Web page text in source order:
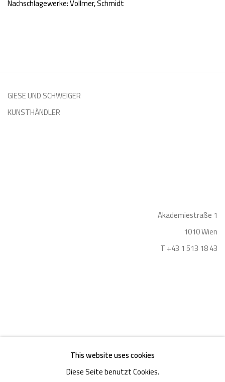
Nachschlagewerke: Vollmer, Schmidt
GIESE UND SCHWEIGER
KUNSTHÄNDLER
Akademiestraße 1
1010 Wien
T +43 1 513 18 43
Impressum
This website uses cookies
Diese Seite benutzt Cookies.